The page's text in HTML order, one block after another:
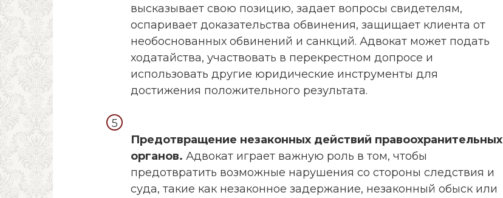
высказывает свою позицию, задает вопросы свидетелям,
оспаривает доказательства обвинения, защищает клиента от
необоснованных обвинений и санкций. Адвокат может подать
ходатайства, участвовать в перекрестном допросе и
использовать другие юридические инструменты для
достижения положительного результата.
Предотвращение незаконных действий правоохранительных
органов. Адвокат играет важную роль в том, чтобы
предотвратить возможные нарушения со стороны следствия и
суда, такие как незаконное задержание, незаконный обыск или